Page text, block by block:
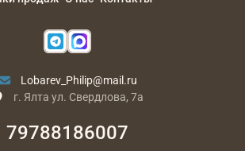
Lobarev_Philip@mail.ru
г. Ялта ул. Свердлова, 7а
79788186007